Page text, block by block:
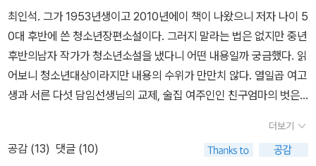
최인석. 그가 1953년생이고 2010년에이 책이 나왔으니 저자 나이 5
0대 후반에 쓴 청소년장편소설이다. 그러지 말라는 법은 없지만 중년
후반의남자 작가가 청소년소설을 냈다니 어떤 내용일까 궁금했다. 읽
어보니 청소년대상이라지만 내용의 수위가 만만치 않다. 열일곱 여고
생과 서른 다섯 담임선생님의 교제, 술집 여주인인 친구엄마의 벗은
교 졸업도 포기하고 석수장이가 되기로 결심하는 용태, 학생과 원조
교제를 했다는 누명을 쓰고 파면당하는 교사. 청소년이라고해서 우리
더보기
공감 (13) 댓글 (10)